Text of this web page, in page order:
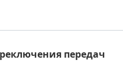
передач